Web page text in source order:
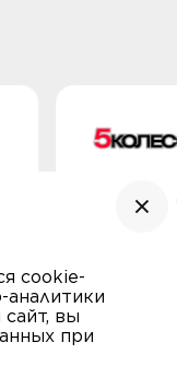
cookie-
аналитики
вы
при